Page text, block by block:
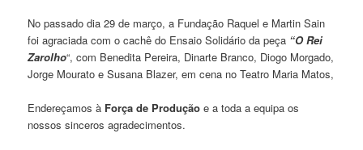
No passado dia 29 de março, a Fundação Raquel e Martin Sain
foi agraciada com o cachê do Ensaio Solidário da peça “O Rei
Zarolho“, com Benedita Pereira, Dinarte Branco, Diogo Morgado,
Jorge Mourato e Susana Blazer, em cena no Teatro Maria Matos,
Endereçamos à Força de Produçãoe a toda a equipa os
nossos sinceros agradecimentos.